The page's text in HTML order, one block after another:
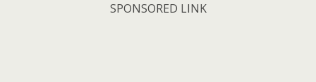
SPONSORED LINK